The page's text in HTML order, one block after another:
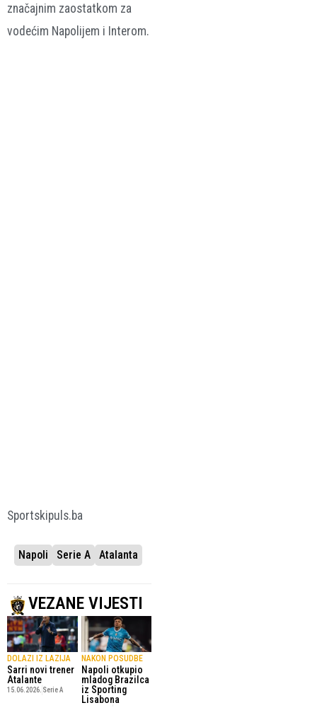
značajnim zaostatkom za
vodećim Napolijem i Interom.
Sportskipuls.ba
Napoli Serie A Atalanta
VEZANE VIJESTI
DOLAZI IZ LAZIJA
Sarri novi trener
Atalante
15.06.2026. Serie A
NAKON POSUDBE
Napoli otkupio
mladog Brazilca
iz Sporting
Lisabona